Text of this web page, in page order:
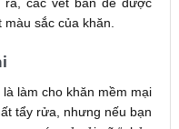
sắc của khăn.
làm cho khăn mềm mại
tẩy rửa, nhưng nếu bạn